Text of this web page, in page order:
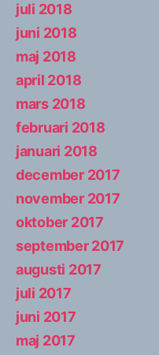
juli 2018
juni 2018
maj 2018
april 2018
mars 2018
februari 2018
januari 2018
december 2017
november 2017
oktober 2017
september 2017
augusti 2017
juli 2017
juni 2017
maj 2017